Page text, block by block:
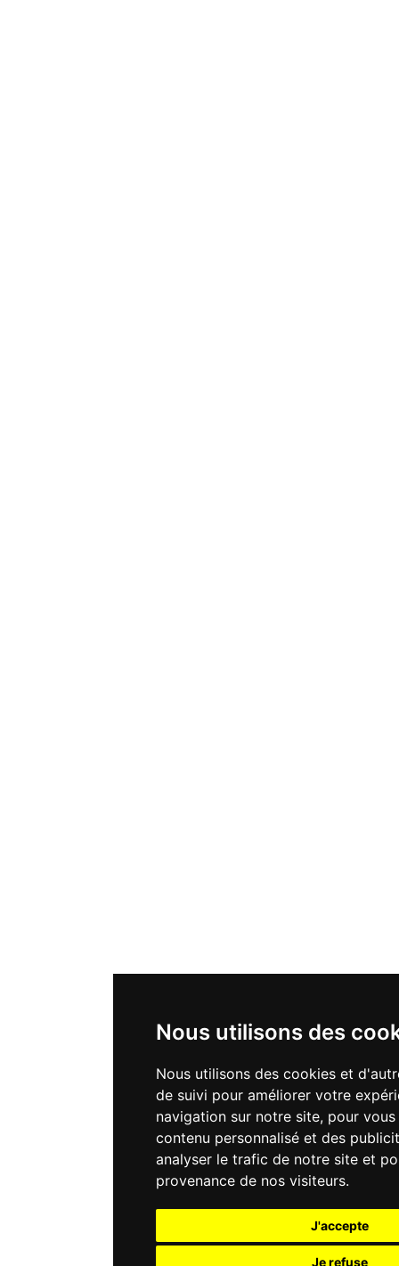
Nous utilisons des
Nous utilisons des cookies et
de suivi pour améliorer votre
navigation sur notre site, pour
contenu personnalisé et des
analyser le trafic de notre site et
provenance de nos visiteurs.
J'accepte
Je refuse